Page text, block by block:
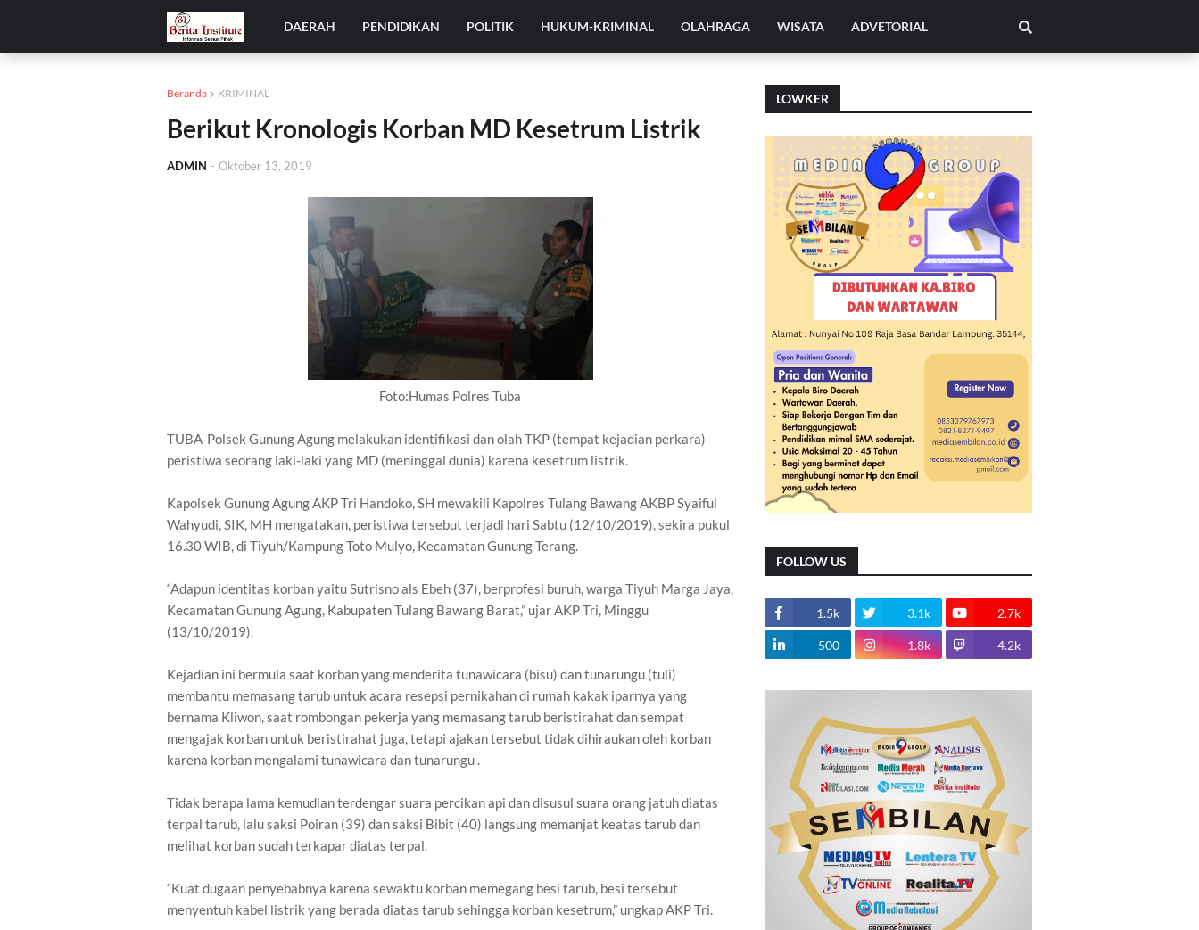
DAERAH PENDIDIKAN POLITIK HUKUM-KRIMINAL OLAHRAGA WISATA ADVETORIAL
Beranda KRIMINAL
Berikut Kronologis Korban MD Kesetrum Listrik
ADMIN - Oktober 13, 2019
Foto:Humas Polres Tuba
TUBA-Polsek Gunung Agung melakukan identifikasi dan olah TKP (tempat kejadian perkara)
peristiwa seorang laki-laki yang MD (meninggal dunia) karena kesetrum listrik.
Kapolsek Gunung Agung AKP Tri Handoko, SH mewakili Kapolres Tulang Bawang AKBP Syaiful
Wahyudi, SIK, MH mengatakan, peristiwa tersebut terjadi hari Sabtu (12/10/2019), sekira pukul
16.30 WIB, di Tiyuh/Kampung Toto Mulyo, Kecamatan Gunung Terang.
“Adapun identitas korban yaitu Sutrisno als Ebeh (37), berprofesi buruh, warga Tiyuh Marga Jaya,
Kecamatan Gunung Agung, Kabupaten Tulang Bawang Barat,” ujar AKP Tri, Minggu
(13/10/2019).
Kejadian ini bermula saat korban yang menderita tunawicara (bisu) dan tunarungu (tuli)
membantu memasang tarub untuk acara resepsi pernikahan di rumah kakak iparnya yang
bernama Kliwon, saat rombongan pekerja yang memasang tarub beristirahat dan sempat
mengajak korban untuk beristirahat juga, tetapi ajakan tersebut tidak dihiraukan oleh korban
karena korban mengalami tunawicara dan tunarungu .
Tidak berapa lama kemudian terdengar suara percikan api dan disusul suara orang jatuh diatas
terpal tarub, lalu saksi Poiran (39) dan saksi Bibit (40) langsung memanjat keatas tarub dan
melihat korban sudah terkapar diatas terpal.
“Kuat dugaan penyebabnya karena sewaktu korban memegang besi tarub, besi tersebut
menyentuh kabel listrik yang berada diatas tarub sehingga korban kesetrum,” ungkap AKP Tri.
LOWKER
FOLLOW US
1.5k 3.1k 2.7k
500 1.8k 4.2k